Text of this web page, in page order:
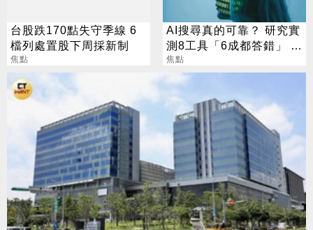
台股跌170點失守季線 6
檔列處置股下周採新制
焦點
AI搜尋真的可靠？ 研究實
測8工具「6成都答錯」 這
款最糟錯9成
焦點